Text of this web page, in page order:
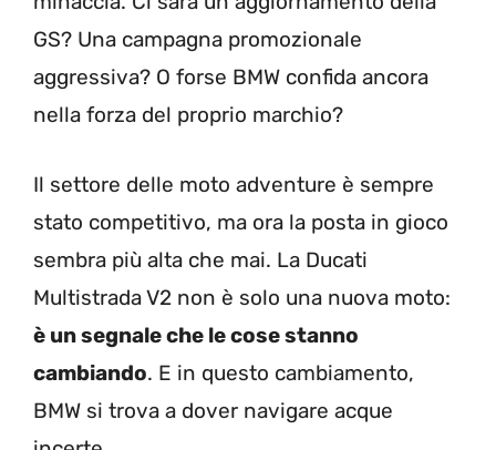
GS? Una campagna promozionale
aggressiva? O forse BMW confida ancora
nella forza del proprio marchio?
Il settore delle moto adventure è sempre
stato competitivo, ma ora la posta in gioco
sembra più alta che mai. La Ducati
Multistrada V2 non è solo una nuova moto:
è un segnale che le cose stanno
cambiando. E in questo cambiamento,
BMW si trova a dover navigare acque